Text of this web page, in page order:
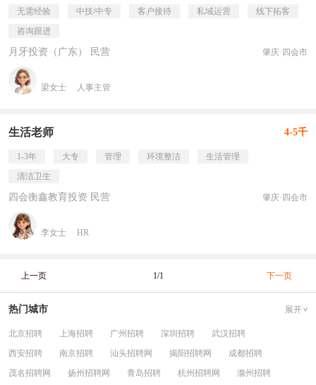
无需经验 中技/中专 客户接待 私域运营
线下拓客
咨询跟进
月牙投资（广东） 民营 肇庆·四会市
梁女士 人事主管
生活老师 4-5千
1-3年 大专 管理 环境整洁
生活管理
清洁卫生
四会衡鑫教育投资 民营 肇庆·四会市
李女士 HR
上一页 1/1 下一页
热门城市 展开
北京招聘 上海招聘 广州招聘 深圳招聘
武汉招聘
西安招聘
南京招聘 汕头招聘网 揭阳招聘网
成都招聘
茂名招聘网
扬州招聘网 青岛招聘 杭州招聘网 滁州招聘